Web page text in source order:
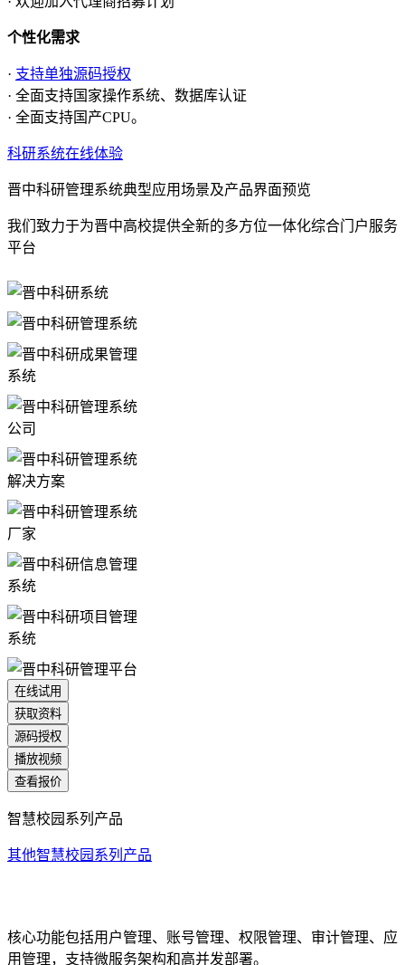
个性化需求
· 支持单独源码授权
· 全面支持国家操作系统、数据库认证
· 全面支持国产CPU。
科研系统在线体验
晋中科研管理系统典型应用场景及产品界面预览
我们致力于为晋中高校提供全新的多方位一体化综合门户服务
平台
在线试用
获取资料
源码授权
播放视频
查看报价
智慧校园系列产品
其他智慧校园系列产品
核心功能包括用户管理、账号管理、权限管理、审计管理、应
用管理，支持微服务架构和高并发部署。